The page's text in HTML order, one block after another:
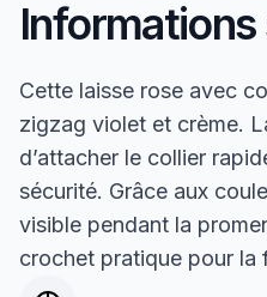
Cette laisse rose avec
zigzag violet et crème.
d’attacher le collier
sécurité. Grâce aux
visible pendant la
crochet pratique pour la